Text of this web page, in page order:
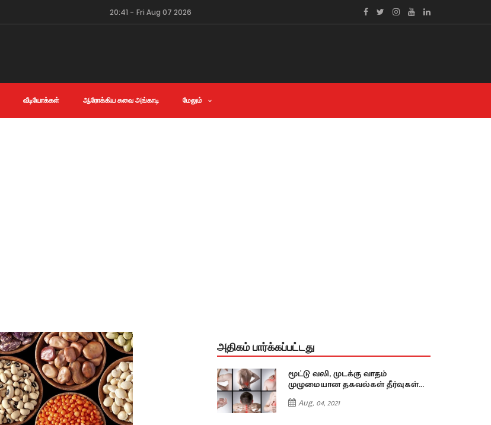
20:41 - Fri Aug 07 2026
வீடியோக்கள் ஆரோக்கிய சுவை அங்காடி மேலும்
அதிகம் பார்க்கப்பட்டது
மூட்டு வலி, முடக்கு வாதம்
முழுமையான தகவல்கள் தீர்வுகள்...
Aug, 04, 2021
மூட்டு வலி, முடக்கு வாதம்
முழுமையான தகவல்கள் தீர்வுகள்...
Aug, 04, 2021